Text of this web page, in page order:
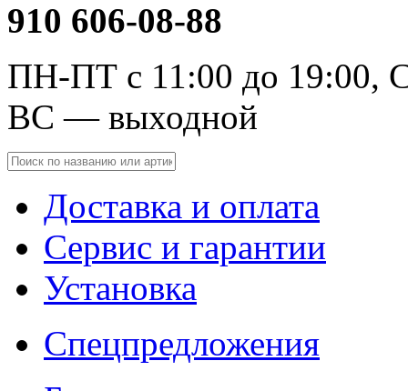
910 606-08-88
ПН-ПТ с 11:00 до 19:00,
ВС — выходной
Доставка и оплата
Сервис и гарантии
Установка
Спецпредложения